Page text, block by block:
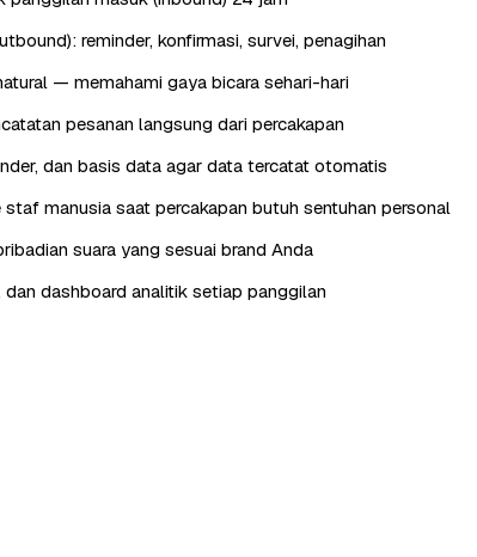
reminder, konfirmasi, survei, penagihan
— memahami gaya bicara sehari-hari
pesanan langsung dari percakapan
dan basis data agar data tercatat otomatis
manusia saat percakapan butuh sentuhan personal
suara yang sesuai brand Anda
dan dashboard analitik setiap panggilan